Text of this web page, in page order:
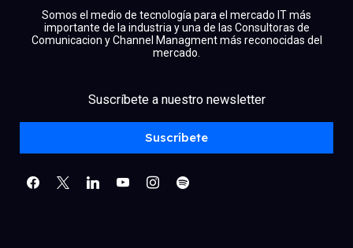
Somos el medio de tecnología para el mercado IT más
importante de la industria y una de las Consultoras de
Comunicacion y Channel Managment más reconocidas del
mercado.
Suscríbete a nuestro newsletter
Suscríbete
linkedinyoutubeinstagram
spotify